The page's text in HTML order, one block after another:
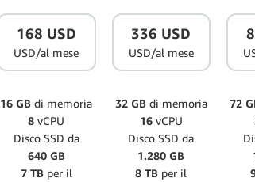
168 USD
USD/al mese
16 GB di memoria
8vCPU
Disco SSD da
640 GB
7 TBper il
336 USD
USD/al mese
32 GBdi memoria
16 vCPU
Disco SSD da
1.280 GB
8 TB per il
72